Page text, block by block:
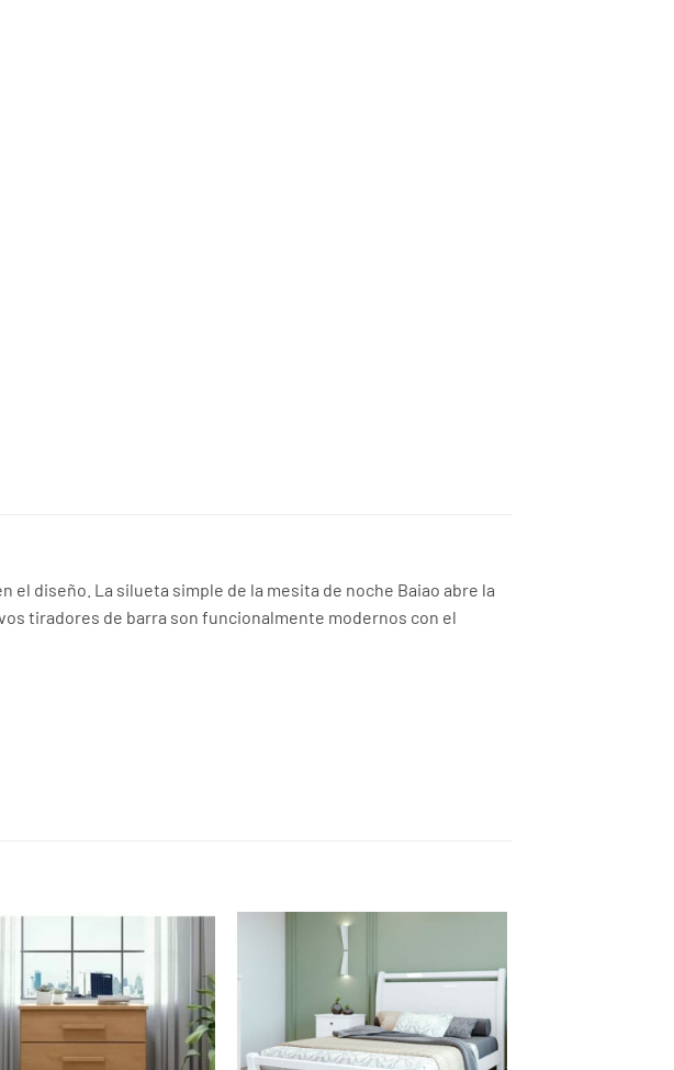
diseño. La silueta simple de la mesita de noche Baiao abre la
tiradores de barra son funcionalmente modernos con el